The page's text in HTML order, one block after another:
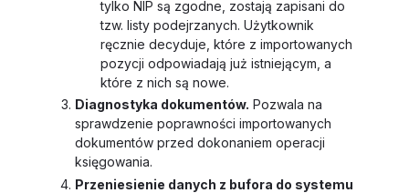
tylko NIP są zgodne, zostają zapisani do
tzw. listy podejrzanych. Użytkownik
ręcznie decyduje, które z importowanych
pozycji odpowiadają już istniejącym, a
które z nich są nowe.
Diagnostyka dokumentów. Pozwala na
sprawdzenie poprawności importowanych
dokumentów przed dokonaniem operacji
księgowania.
Przeniesienie danych z bufora do systemu